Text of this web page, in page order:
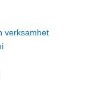
verksamhet